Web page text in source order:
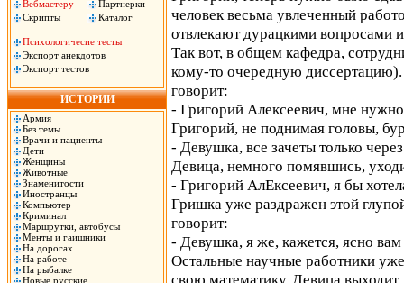
Вебмастеру
Партнерки
Скрипты
Каталог
Психологичесие тесты
Экспорт анекдотов
Экспорт тестов
ИСТОРИИ
Армия
Без темы
Врачи и пациенты
Дети
Женщины
Животные
Знаменитости
Иностранцы
Компьютер
Криминал
Маршрутки, автобусы
Менты и гаишники
На дорогах
На работе
На рыбалке
Новые русские
человек весьма увлеченный
отвлекают дурацкими вопросами
Так вот, в общем кафедра,
кому-то очередную
говорит:
- Григорий Алексеевич, мне нужно
Григорий, не поднимая головы,
- Девушка, все зачеты только
Девица, немного помявшись,
- Григорий АлЕксеевич, я бы
Гришка уже раздражен этой
говорит:
- Девушка, я же, кажется, ясно вам
Остальные научные работники
свою математику. Девица